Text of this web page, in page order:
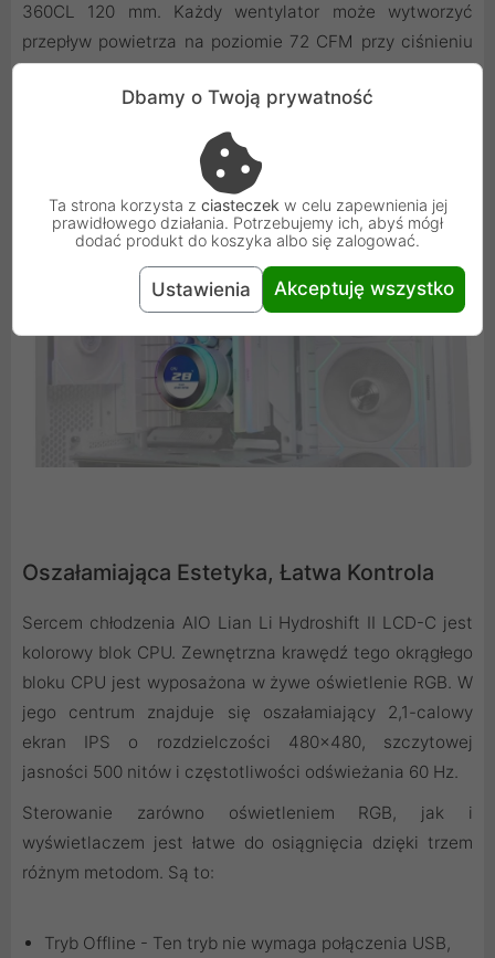
360CL 120 mm. Każdy wentylator może wytworzyć
przepływ powietrza na poziomie 72 CFM przy ciśnieniu
powierzchniami o dużym oporze, takimi jak radiator.
Oszałamiająca Estetyka, Łatwa Kontrola
Sercem chłodzenia AIO Lian Li Hydroshift II LCD-C jest
kolorowy blok CPU. Zewnętrzna krawędź tego okrągłego
bloku CPU jest wyposażona w żywe oświetlenie RGB. W
jego centrum znajduje się oszałamiający 2,1-calowy
ekran IPS o rozdzielczości 480x480, szczytowej
jasności 500 nitów i częstotliwości odświeżania 60 Hz.
Sterowanie zarówno oświetleniem RGB, jak i
wyświetlaczem jest łatwe do osiągnięcia dzięki trzem
różnym metodom. Są to:
Tryb Offline - Ten tryb nie wymaga połączenia USB,
Dbamy o Twoją prywatność
Ta strona korzysta z ciasteczek w celu zapewnienia jej
prawidłowego działania. Potrzebujemy ich, abyś mógł
dodać produkt do koszyka albo się zalogować.
Ustawienia Akceptuję wszystko